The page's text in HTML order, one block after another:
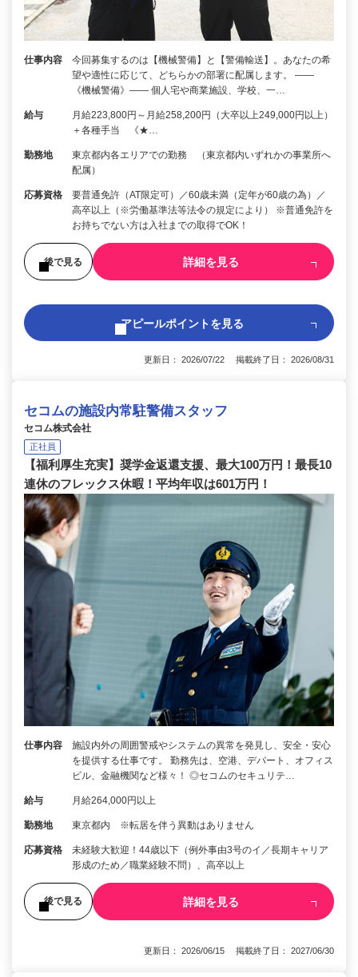
仕事内容
今回募集するのは【機械警備】と【警備輸送】。あなたの希
望や適性に応じて、どちらかの部署に配属します。 ――
《機械警備》―― 個人宅や商業施設、学校、一…
給与
月給223,800円～月給258,200円（大卒以上249,000円以上）
＋各種手当 《★…
勤務地
東京都内各エリアでの勤務 （東京都内いずれかの事業所へ
配属）
応募資格
要普通免許（AT限定可）／60歳未満（定年が60歳の為）／
高卒以上（※労働基準法等法令の規定により） ※普通免許を
お持ちでない方は入社までの取得でOK！
後で見る 詳細を見る
アピールポイントを見る
更新日： 2026/07/22 掲載終了日： 2026/08/31
セコムの施設内常駐警備スタッフ
セコム株式会社
正社員
【福利厚生充実】奨学金返還支援、最大100万円！最長10
連休のフレックス休暇！平均年収は601万円！
仕事内容
施設内外の周囲警戒やシステムの異常を発見し、安全・安心
を提供する仕事です。 勤務先は、空港、デパート、オフィス
ビル、金融機関など様々！ ◎セコムのセキュリテ…
給与 月給264,000円以上
勤務地 東京都内 ※転居を伴う異動はありません
応募資格
未経験大歓迎！44歳以下（例外事由3号のイ／長期キャリア
形成のため／職業経験不問）、高卒以上
後で見る 詳細を見る
更新日： 2026/06/15 掲載終了日： 2027/06/30